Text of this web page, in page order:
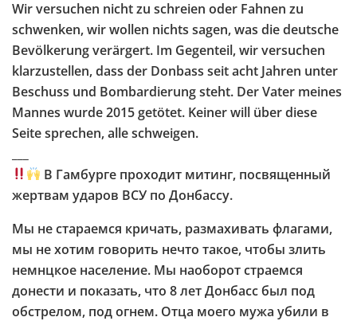
Wir versuchen nicht zu schreien oder Fahnen zu
schwenken, wir wollen nichts sagen, was die deutsche
Bevölkerung verärgert. Im Gegenteil, wir versuchen
klarzustellen, dass der Donbass seit acht Jahren unter
Beschuss und Bombardierung steht. Der Vater meines
Mannes wurde 2015 getötet. Keiner will über diese
Seite sprechen, alle schweigen.
В Гамбурге проходит митинг, посвященный
жертвам ударов ВСУ по Донбассу.
Мы не стараемся кричать, размахивать флагами,
мы не хотим говорить нечто такое, чтобы злить
немнцкое население. Мы наоборот страемся
донести и показать, что 8 лет Донбасс был под
обстрелом, под огнем. Отца моего мужа убили в